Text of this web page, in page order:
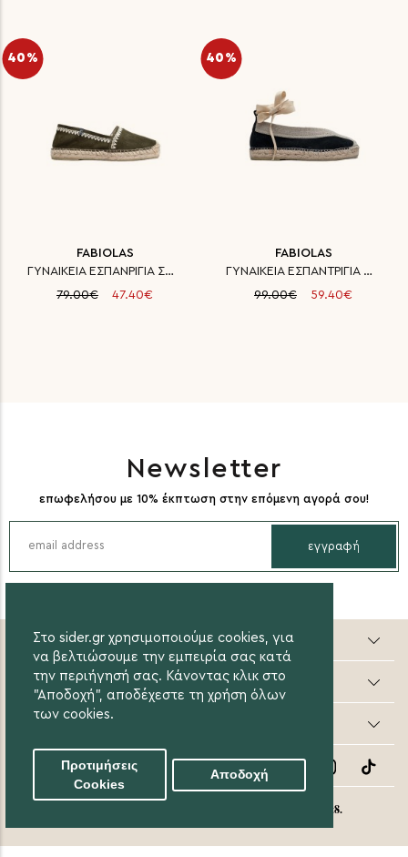
Στο sider.gr χρησιμοποιούμε cookies, για
να βελτιώσουμε την εμπειρία σας κατά
την περιήγησή σας. Κάνοντας κλικ στο
"Αποδοχή", αποδέχεστε τη χρήση όλων
των cookies.
Προτιμήσεις
Cookies
Αποδοχή
40%
FABIOLAS
ΓΥΝΑΙΚΕΙΑ ΕΣΠΑΝΡΙΓΙΑ ΣΟΥΕΝΤ FA
79.00€
47.40€
40%
FABIOLAS
ΓΥΝΑΙΚΕΙΑ ΕΣΠΑΝΤΡΙΓΙΑ ΔΕΡΜΑ SU
99.00€
59.40€
Newsletter
επωφελήσου με 10% έκπτωση στην επόμενη αγορά σου!
εγγραφή
Sider valuable steps
Online Αγορές
Οι Αγορές μου
Follow Us
eight8.